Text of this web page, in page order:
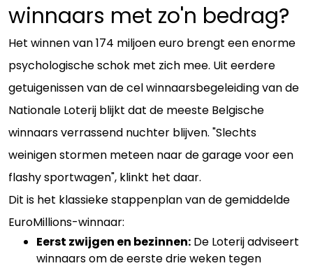
winnaars met zo'n bedrag?
Het winnen van 174 miljoen euro brengt een enorme
psychologische schok met zich mee. Uit eerdere
getuigenissen van de cel winnaarsbegeleiding van de
Nationale Loterij blijkt dat de meeste Belgische
winnaars verrassend nuchter blijven. "Slechts
weinigen stormen meteen naar de garage voor een
flashy sportwagen", klinkt het daar.
Dit is het klassieke stappenplan van de gemiddelde
EuroMillions-winnaar:
Eerst zwijgen en bezinnen: De Loterij adviseert
winnaars om de eerste drie weken tegen